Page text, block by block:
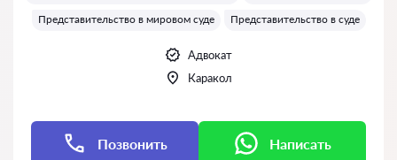
Представительство в мировом суде
Представительство в суде
Адвокат
Каракол
Позвонить Написать